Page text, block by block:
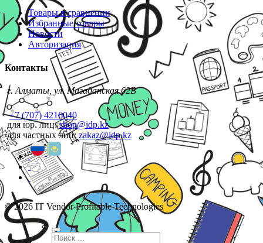
Товары в сравнении
Избранные товары
Новости
Авторизация
Контакты
г. Алматы, ул. Магаданская 62В
+7 (707) 4216040
для юр. лиц:shop@idp.kz
для частных лиц: zakaz@idp.kz
© 2026 IT Vendor Profitable Technologies